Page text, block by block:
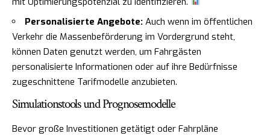
Personalisierte Angebote: Auch wenn im öffentlichen
Verkehr die Massenbeförderung im Vordergrund steht,
können Daten genutzt werden, um Fahrgästen
personalisierte Informationen oder auf ihre Bedürfnisse
zugeschnittene Tarifmodelle anzubieten.
Simulationstools und Prognosemodelle
Bevor große Investitionen getätigt oder Fahrpläne